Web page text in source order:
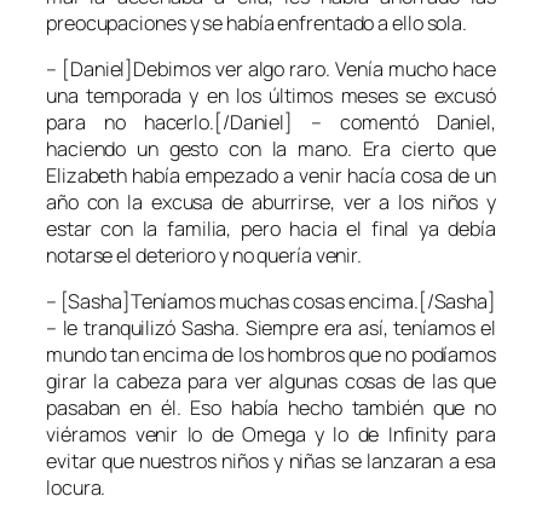
preocupaciones y se había enfrentado a ello sola.
– [Daniel]Debimos ver algo raro. Venía mucho hace
una temporada y en los últimos meses se excusó
para no hacerlo.[/Daniel] – comentó Daniel,
haciendo un gesto con la mano. Era cierto que
Elizabeth había empezado a venir hacía cosa de un
año con la excusa de aburrirse, ver a los niños y
estar con la familia, pero hacia el final ya debía
notarse el deterioro y no quería venir.
– [Sasha]Teníamos muchas cosas encima.[/Sasha]
– le tranquilizó Sasha. Siempre era así, teníamos el
mundo tan encima de los hombros que no podíamos
girar la cabeza para ver algunas cosas de las que
pasaban en él. Eso había hecho también que no
viéramos venir lo de Omega y lo de Infinity para
evitar que nuestros niños y niñas se lanzaran a esa
locura.